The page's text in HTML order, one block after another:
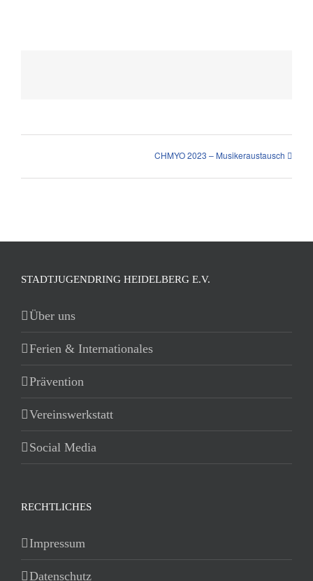
CHMYO 2023 – Musikeraustausch
STADTJUGENDRING HEIDELBERG E.V.
Über uns
Ferien & Internationales
Prävention
Vereinswerkstatt
Social Media
RECHTLICHES
Impressum
Datenschutz